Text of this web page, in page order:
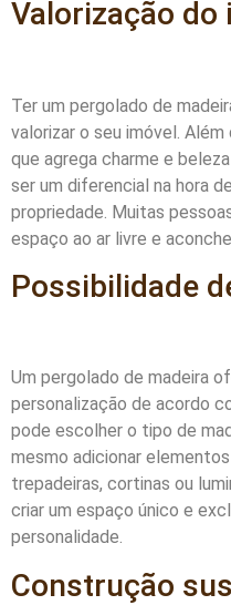
Valorização do
Ter um pergolado de
valorizar o seu imóvel.
que agrega charme e
ser um diferencial na hora
propriedade. Muitas
espaço ao ar livre e
Possibilidade
Um pergolado de madeira
personalização de acordo
pode escolher o tipo de
mesmo adicionar
trepadeiras, cortinas ou
criar um espaço único e
personalidade.
Construção